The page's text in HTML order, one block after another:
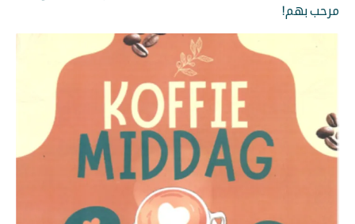
مرحب بهم!